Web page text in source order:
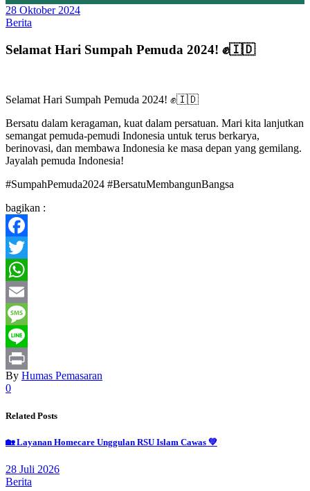
28 Oktober 2024
Berita
Selamat Hari Sumpah Pemuda 2024! ✊🇮🇩
Selamat Hari Sumpah Pemuda 2024! ✊🇮🇩
Bersatu dalam keragaman, kuat dalam persatuan. Mari kita lanjutkan
semangat pemuda-pemudi Indonesia untuk terus berkarya,
berinovasi, dan membawa Indonesia ke masa depan yang gemilang.
Jayalah pemuda Indonesia!
#SumpahPemuda2024 #BersatuMembangunBangsa
bagikan :
Facebook
Twitter
WhatsApp
Email
Message
Line
Print
By Humas Pemasaran
0
Related Posts
🏡 Layanan Homecare Unggulan RSU Islam Cawas 💚
28 Juli 2026
Berita